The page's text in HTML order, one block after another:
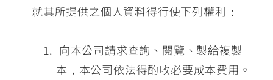
就其所提供之個人資料得行使下列權利：
向本公司請求查詢、閱覽、製給複製
本，本公司依法得酌收必要成本費用。